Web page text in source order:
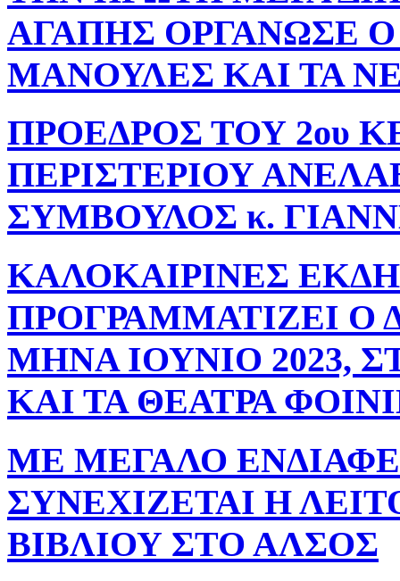
ΑΓΑΠΗΣ ΟΡΓΑΝΩΣΕ Ο
ΜΑΝΟΥΛΕΣ ΚΑΙ ΤΑ
ΠΡΟΕΔΡΟΣ ΤΟΥ 2ου
ΠΕΡΙΣΤΕΡΙΟΥ
ΣΥΜΒΟΥΛΟΣ κ.
ΚΑΛΟΚΑΙΡΙΝΕΣ
ΠΡΟΓΡΑΜΜΑΤΙΖΕΙ Ο
ΜΗΝΑ ΙΟΥΝΙΟ 2023,
ΚΑΙ ΤΑ ΘΕΑΤΡΑ
ΜΕ ΜΕΓΑΛΟ
ΣΥΝΕΧΙΖΕΤΑΙ Η
ΒΙΒΛΙΟΥ ΣΤΟ ΑΛΣΟΣ